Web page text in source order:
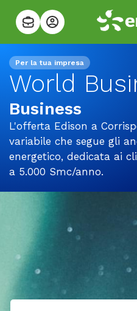
Per la tua impresa
World
Business
L'offerta Edison a
variabile che segue gli
energetico, dedicata ai
a 5.000 Smc/anno.